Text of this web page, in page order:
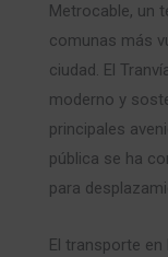
Metrocable, un
comunas más
ciudad. El
moderno y
principales
pública se ha
para
El transporte